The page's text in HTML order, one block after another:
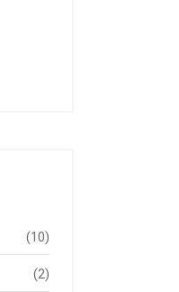
(10)
(2)